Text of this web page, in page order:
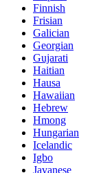
Finnish
Frisian
Galician
Georgian
Gujarati
Haitian
Hausa
Hawaiian
Hebrew
Hmong
Hungarian
Icelandic
Igbo
Javanese